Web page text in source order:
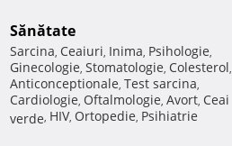
Sănătate
Sarcina, Ceaiuri, Inima, Psihologie,
Ginecologie, Stomatologie, Colesterol,
Anticonceptionale, Test sarcina,
Cardiologie, Oftalmologie, Avort, Ceai
verde, HIV, Ortopedie, Psihiatrie